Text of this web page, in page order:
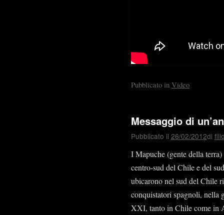
Pubblicato in Video
Messaggio di
Pubblicato il 26/02/2012di
I Mapuche (gente della
centro-sud del Chile e del
ubicarono nel sud del Chile
conquistatori spagnoli, nella
XXI, tanto in Chile come in